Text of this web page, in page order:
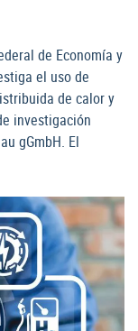
de Economía y
el uso de
de calor y
investigación
gGmbH. El